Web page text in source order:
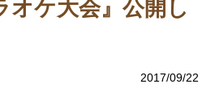
オケ大会』公開し
2017/09/22